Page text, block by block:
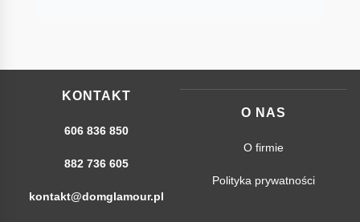
KONTAKT
606 836 850
882 736 605
kontakt@domglamour.pl
O NAS
O firmie
Polityka prywatności